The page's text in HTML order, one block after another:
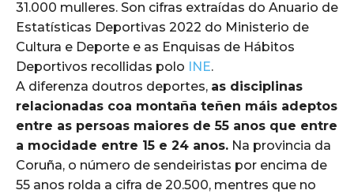
31.000 mulleres. Son cifras extraídas do Anuario de
Estatísticas Deportivas 2022 do Ministerio de
Cultura e Deporte e as Enquisas de Hábitos
Deportivos recollidas polo
INE.
A diferenza doutros deportes, as disciplinas
relacionadas coa montaña teñen máis adeptos
entre as persoas maiores de 55 anos que entre
a mocidade entre 15 e 24 anos. Na provincia da
Coruña, o número de sendeiristas por encima de
55 anos rolda a cifra de 20.500, mentres que no